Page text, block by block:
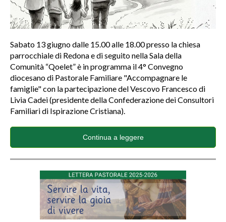
Sabato 13 giugno dalle 15.00 alle 18.00 presso la chiesa
parrocchiale di Redona e di seguito nella Sala della
Comunità “Qoelet” è in programma il 4° Convegno
diocesano di Pastorale Familiare "Accompagnare le
famiglie" con la partecipazione del Vescovo Francesco di
Livia Cadei (presidente della Confederazione dei Consultori
Familiari di Ispirazione Cristiana).
Continua a leggere